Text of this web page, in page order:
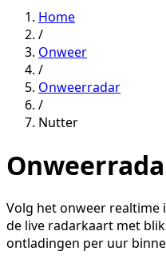
Home
/
Onweer
/
Onweerradar
/
Nutter
Volg het onweer realtime
de live radarkaart met
ontladingen per uur